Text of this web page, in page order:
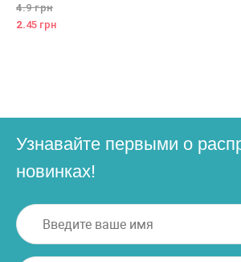
4.9 грн
2.45 грн
Узнавайте первыми о
новинках!